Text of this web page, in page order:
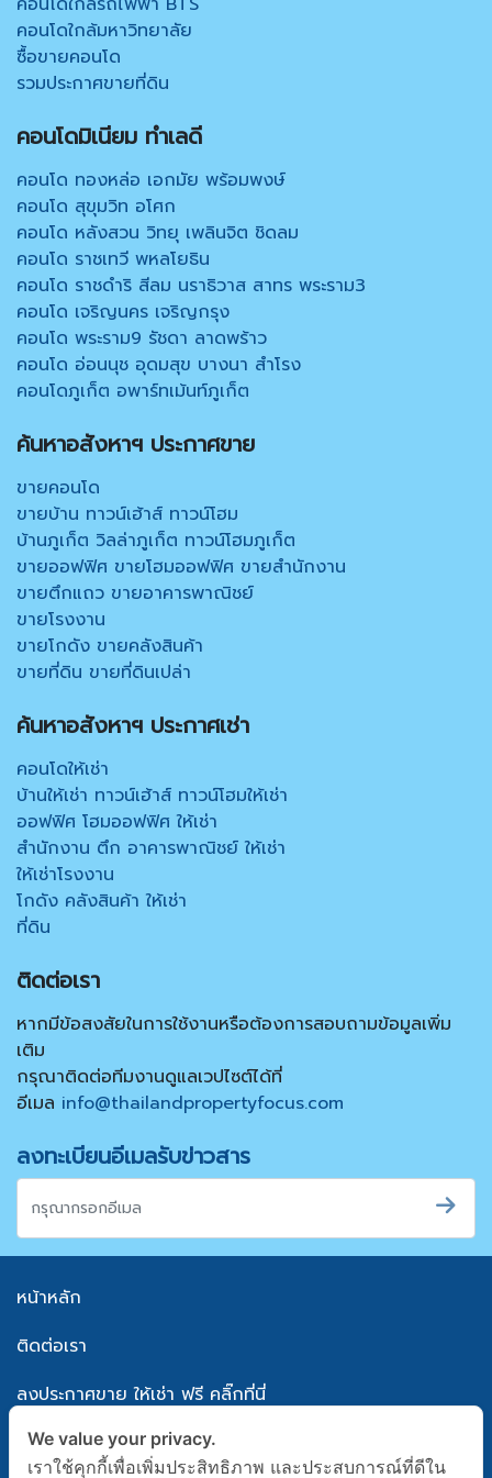
คอนโดใกล้มหาวิทยาลัย
ซื้อขายคอนโด
รวมประกาศขายที่ดิน
คอนโดมิเนียม ทำเลดี
คอนโด ทองหล่อ เอกมัย พร้อมพงษ์
คอนโด สุขุมวิท อโศก
คอนโด หลังสวน วิทยุ เพลินจิต ชิดลม
คอนโด ราชเทวี พหลโยธิน
คอนโด ราชดำริ สีลม นราธิวาส สาทร พระราม3
คอนโด เจริญนคร เจริญกรุง
คอนโด พระราม9 รัชดา ลาดพร้าว
คอนโด อ่อนนุช อุดมสุข บางนา สำโรง
คอนโดภูเก็ต อพาร์ทเม้นท์ภูเก็ต
ค้นหาอสังหาฯ ประกาศขาย
ขายคอนโด
ขายบ้าน ทาวน์เฮ้าส์ ทาวน์โฮม
บ้านภูเก็ต วิลล่าภูเก็ต ทาวน์โฮมภูเก็ต
ขายออฟฟิศ ขายโฮมออฟฟิศ ขายสำนักงาน
ขายตึกแถว ขายอาคารพาณิชย์
ขายโรงงาน
ขายโกดัง ขายคลังสินค้า
ขายที่ดิน ขายที่ดินเปล่า
ค้นหาอสังหาฯ ประกาศเช่า
คอนโดให้เช่า
บ้านให้เช่า ทาวน์เฮ้าส์ ทาวน์โฮมให้เช่า
ออฟฟิศ โฮมออฟฟิศ ให้เช่า
สำนักงาน ตึก อาคารพาณิชย์ ให้เช่า
ให้เช่าโรงงาน
โกดัง คลังสินค้า ให้เช่า
ที่ดิน
ติดต่อเรา
หากมีข้อสงสัยในการใช้งานหรือต้องการสอบถามข้อมูลเพิ่ม
เติม
กรุณาติดต่อทีมงานดูแลเวปไซต์ได้ที่
อีเมล info@thailandpropertyfocus.com
ลงทะเบียนอีเมลรับข่าวสาร
หน้าหลัก
ติดต่อเรา
ลงประกาศขาย ให้เช่า ฟรี คลิ๊กที่นี่
แผนผังเว็บไซต์
We value your privacy.
เราใช้คุกกี้เพื่อเพิ่มประสิทธิภาพ และประสบการณ์ที่ดีใน